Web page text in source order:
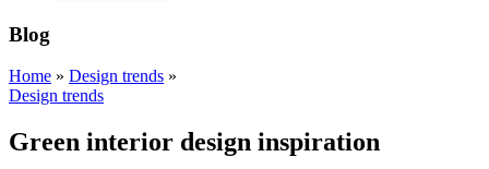
Blog
Home » Design trends »
Design trends
Green interior design inspiration